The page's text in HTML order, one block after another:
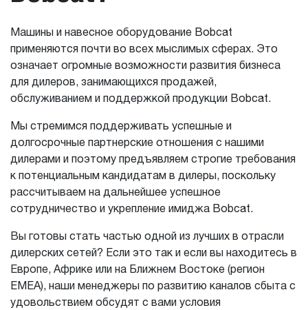
Машины и навесное оборудование Bobcat
применяются почти во всех мыслимых сферах. Это
означает огромные возможности развития бизнеса
для дилеров, занимающихся продажей,
обслуживанием и поддержкой продукции Bobcat.
Мы стремимся поддерживать успешные и
долгосрочные партнерские отношения с нашими
дилерами и поэтому предъявляем строгие требования
к потенциальным кандидатам в дилеры, поскольку
рассчитываем на дальнейшее успешное
сотрудничество и укрепление имиджа Bobcat.
Вы готовы стать частью одной из лучших в отрасли
дилерских сетей? Если это так и если вы находитесь в
Европе, Африке или на Ближнем Востоке (регион
EMEA), наши менеджеры по развитию каналов сбыта с
удовольствием обсудят с вами условия